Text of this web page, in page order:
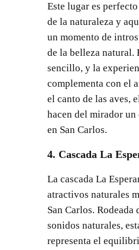
Este lugar es
de la naturaleza y
un momento de
de la belleza natural.
sencillo, y la
complementa con el
el canto de las aves,
hacen del mirador
en San Carlos.
4. Cascada La
La cascada La
atractivos naturales
San Carlos. Rodeada
sonidos naturales,
representa el